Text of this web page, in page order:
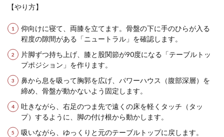
【やり方】
仰向けに寝て、両膝を立てます。骨盤の下に手のひらが入る
程度の隙間がある「ニュートラル」を確認します。
片脚ずつ持ち上げ、膝と股関節が90度になる「テーブルトッ
プポジション」を作ります。
鼻から息を吸って胸郭を広げ、パワーハウス（腹部深層）を
締め、骨盤が動かないよう固定します。
吐きながら、右足のつま先で遠くの床を軽くタッチ（タッ
プ）するように、脚の付け根から動かします。
吸いながら、ゆっくりと元のテーブルトップに戻します。